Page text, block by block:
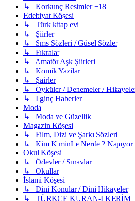
↳ Korkunç Resimler +18
Edebiyat Köşesi
↳ Türk kitap evi
↳ Şiirler
↳ Sms Sözleri / Güsel Sözler
↳ Fıkralar
↳ Amatör Aşk Şiirleri
↳ Komik Yazilar
↳ Şairler
↳ Öyküler / Denemeler /
↳ Ilginç Haberler
Moda
↳ Moda ve Güzellik
Magazin Köşesi
↳ Film, Dizi ve Şarkı Sözleri
↳ Kim KiminLe Nerde ? Napıyor
Okul Köşesi
↳ Ödevler / Sınavlar
↳ Okullar
İslami Köşesi
↳ Dini Konular / Dini Hikayeler
↳ TÜRKÇE KURAN-I KERİM